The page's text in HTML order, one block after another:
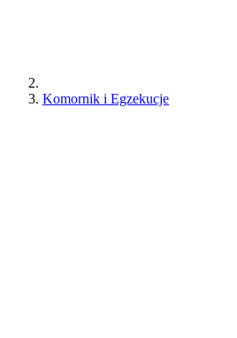
Komornik i Egzekucje